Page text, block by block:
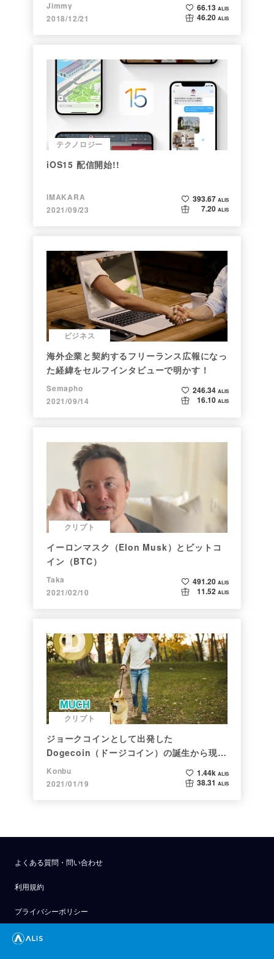
Jimmy
2018/12/21
66.13 ALIS
46.20 ALIS
テクノロジー
iOS15 配信開始!!
IMAKARA
2021/09/23
393.67 ALIS
7.20 ALIS
ビジネス
海外企業と契約するフリーランス広報になっ
た経緯をセルフインタビューで明かす！
Semapho
2021/09/14
246.34 ALIS
16.10 ALIS
クリプト
イーロンマスク（Elon Musk）とビットコ
イン（BTC）
Taka
2021/02/10
491.20 ALIS
11.52 ALIS
クリプト
ジョークコインとして出発した
Dogecoin（ドージコイン）の誕生から現在
まで。注目される非証券性🐶
Konbu
2021/01/19
1.44k ALIS
38.31 ALIS
よくある質問・問い合わせ
利用規約
プライバシーポリシー
公式アナウンス